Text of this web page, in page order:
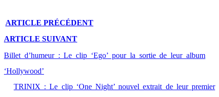
ARTICLE PRÉCÉDENT
ARTICLE SUIVANT
Billet d’humeur : Le clip ‘Ego’ pour la sortie de leur album
‘Hollywood’
TRINIX : Le clip ‘One Night’ nouvel extrait de leur premier